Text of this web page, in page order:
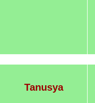
Tanusya